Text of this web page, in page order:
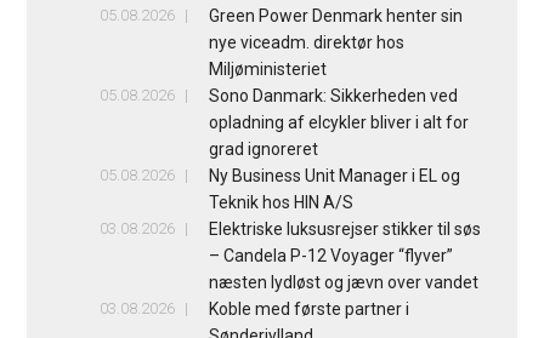
05.08.2026
Green Power Denmark henter sin
nye viceadm. direktør hos
Miljøministeriet
05.08.2026
Sono Danmark: Sikkerheden ved
opladning af elcykler bliver i alt for
grad ignoreret
05.08.2026
Ny Business Unit Manager i EL og
Teknik hos HIN A/S
03.08.2026
Elektriske luksusrejser stikker til søs
– Candela P-12 Voyager “flyver”
næsten lydløst og jævn over vandet
03.08.2026
Koble med første partner i